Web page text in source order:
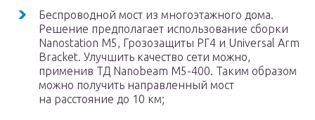
Беспроводной мост из многоэтажного дома.
Решение предполагает использование сборки
Nanostation M5, Грозозащиты РГ4 и Universal Arm
Bracket. Улучшить качество сети можно,
применив ТД Nanobeam M5-400. Таким образом
можно получить направленный мост
на расстояние до 10 км;